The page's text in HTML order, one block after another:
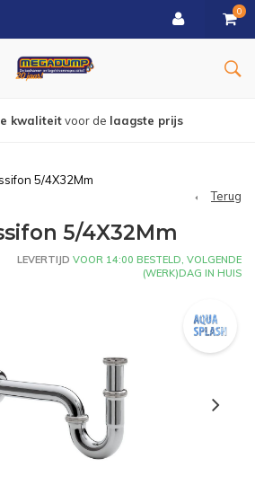
0
bezorgd vanaf € 150
5/4X32Mm
Terug
5/4X32Mm
LEVERTIJD VOOR 14:00 BESTELD, VOLGENDE
(WERK)DAG IN HUIS